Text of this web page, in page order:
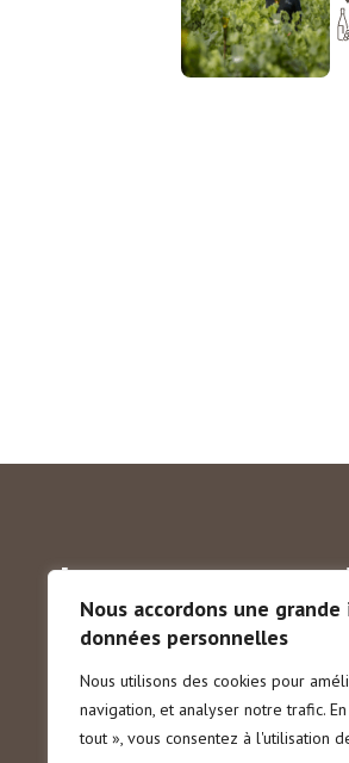
Nous accordons une
données personnelles
Nous utilisons des cookies pour
navigation, et analyser notre trafic.
tout », vous consentez à l'utilisation
Les communes
Aigrefeuille-sur-Maine Boussay
Gétigné
Gorges Haute-
La Planche
Maisdon-sur-Sèvre